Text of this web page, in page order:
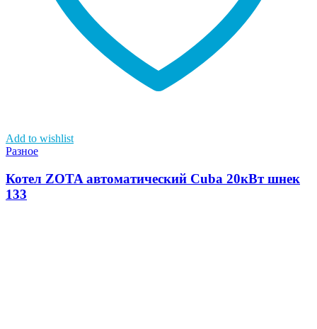
Add to wishlist
Разное
Котел ZOTA автоматический Cuba 20кВт шнек
133